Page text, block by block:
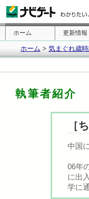
ホーム 更新情報
ホーム > 気まぐれ歳
執筆者紹介
［
中国
06年
に出
学に